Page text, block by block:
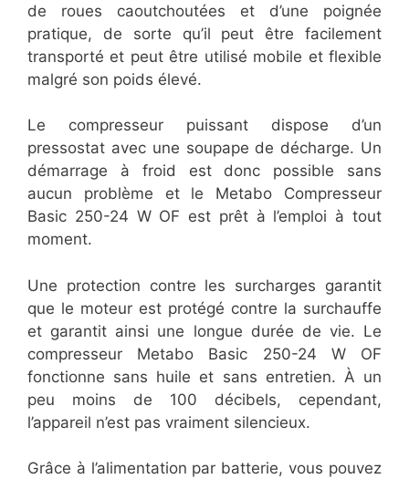
de roues caoutchoutées et d’une poignée
pratique, de sorte qu’il peut être facilement
transporté et peut être utilisé mobile et flexible
malgré son poids élevé.
Le compresseur puissant dispose d’un
pressostat avec une soupape de décharge. Un
démarrage à froid est donc possible sans
aucun problème et le Metabo Compresseur
Basic 250-24 W OF est prêt à l’emploi à tout
moment.
Une protection contre les surcharges garantit
que le moteur est protégé contre la surchauffe
et garantit ainsi une longue durée de vie. Le
compresseur Metabo Basic 250-24 W OF
fonctionne sans huile et sans entretien. À un
peu moins de 100 décibels, cependant,
l’appareil n’est pas vraiment silencieux.
Grâce à l’alimentation par batterie, vous pouvez